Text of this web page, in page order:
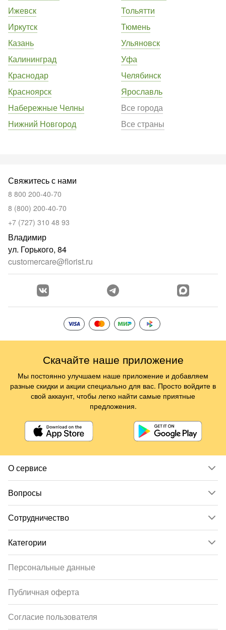
Ижевск
Иркутск
Казань
Калининград
Краснодар
Красноярск
Набережные Челны
Нижний Новгород
Тольятти
Тюмень
Ульяновск
Уфа
Челябинск
Ярославль
Все города
Все страны
О сервисе
Вопросы
Сотрудничество
Категории
Свяжитесь с нами
8 800 200-40-70
8 (800) 200-40-70
+7 (727) 310 48 93
Владимир
ул. Горького, 84
customercare@florist.ru
Персональные данные
Публичная оферта
Согласие пользователя
Скачайте наше приложение
Мы постоянно улучшаем наше приложение и добавляем
разные скидки и акции специально для вас. Просто войдите в
свой аккаунт, чтобы легко найти самые приятные
предложения.